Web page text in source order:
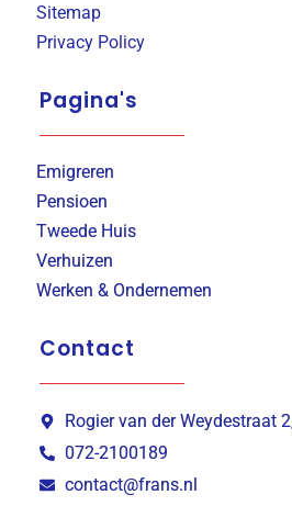
Sitemap
Privacy Policy
Pagina's
Emigreren
Pensioen
Tweede Huis
Verhuizen
Werken & Ondernemen
Contact
Rogier van der Weydestraat
072-2100189
contact@frans.nl